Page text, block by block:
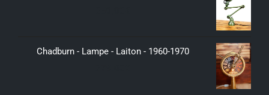
Chadburn - Lampe - Laiton - 1960-1970